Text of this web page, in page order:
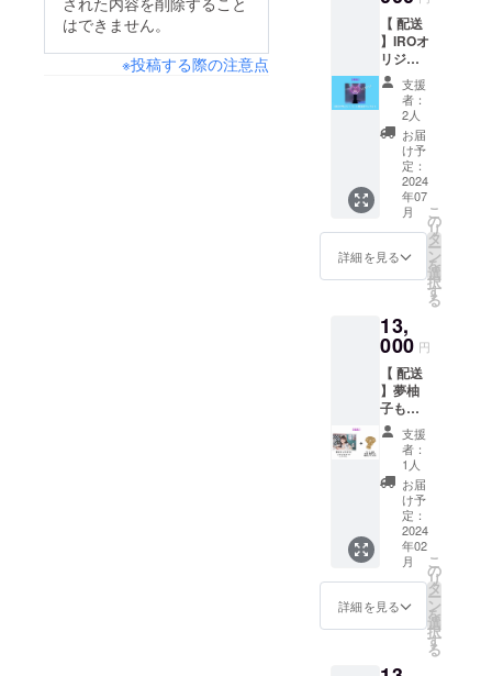
はできません。
※投稿する際の注意点
考欄に
お願い
致しま
す。
で、先
着順と
なりま
す。ご
用意で
きない
場合はL
サイズ
でのご
対応と
なりま
すこと
さいま
せ。 ※
入され
た方は
配送へ
の切り
替えは
出来か
ねます
のでご
注意下
さいま
せ。 ※
生誕祭
以降の
LIVE で
したら
もお受
け取り
す。 ※
ださい
ませ。
※こちら
をご購
入され
た方は
配送へ
の切り
替えは
出来か
ねます
のでご
注意下
せ。 ※
生誕祭
したら
いつで
もお受
け取り
頂けま
す。
ださい
ませ。
※こちら
をご購
入され
た方は
配送へ
の切り
替えは
出来か
ねます
のでご
注意下
さいま
LIVE で
したら
いつで
もお受
け取り
頂けま
す。 ※
ブラン
ケット
サイズ
91cm×
66cm
すよ
う、配
送ver.も
ご用意
致しま
した。※
送料込
み 生誕
祭以降
の発送
となり
ますの
で当日
受け取
りが可
け取り
ver.をご
さいま
せ。 支
援者様
お一人
お一人
に向け
撮影し
た「お
名前＆
メッ
セージ
入りプ
リク
ラ」を
【 配送
】IROオ
リジナ
ルデザ
インの
ハート
型ペン
ライト
です。
（画像
はサン
プル）
レッド
→グ
リーン
ピンク
→ホワ
イト→
イエ
ロー→
ライト
ブルー
→ライ
トグ
リーン
→パー
プル→
オレン
ジ→ラ
イトピ
ンク→
アクア
支援
者：
2人
お届
け予
定：
2024
年07
月
詳細を見る
こ
の
リ
タ
ー
ン
を
選
択
す
る
13,
000 円
【 配送
】夢柚
子もも×
ももう
さコラ
ボ膝掛
けブラ
ンケッ
ト＆冬
仕様特
別ラン
チェキ2
枚セッ
ト！ 寒
い冬に
支援
者：
1人
お届
け予
定：
2024
年02
月
詳細を見る
こ
の
リ
タ
ー
ン
を
選
択
す
る